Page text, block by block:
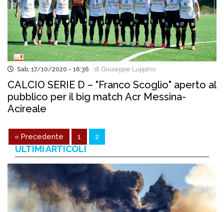
Sab, 17/10/2020 - 16:36 di Giuseppe Luppino
CALCIO SERIE D – "Franco Scoglio" aperto al
pubblico per il big match Acr Messina-
Acireale
« Precedente 1 2
ULTIMI ARTICOLI